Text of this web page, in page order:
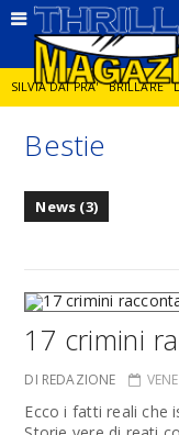
SILVIA DAI PRA' BRILLARE
JORGE DIAZ LA SPIA
Bestie
News (3)
17 crimini
DI REDAZIONE
Ecco i fatti reali che